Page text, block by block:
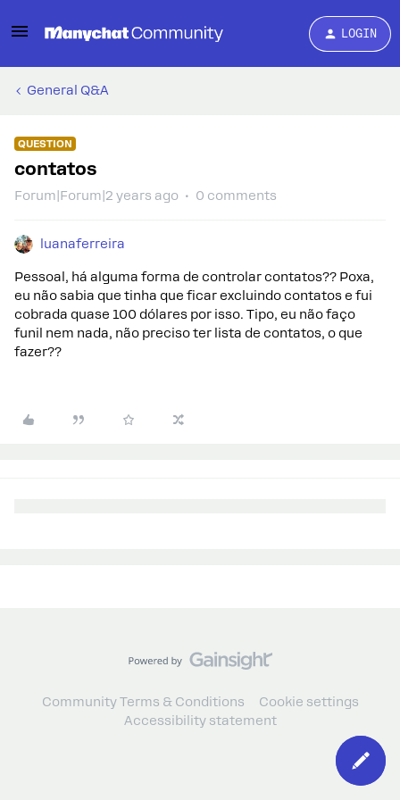
LOGIN
General Q&A
QUESTION
contatos
Forum|Forum|2 years ago 0 comments
luanaferreira
Pessoal, há alguma forma de controlar contatos?? Poxa,
eu não sabia que tinha que ficar excluindo contatos e fui
cobrada quase 100 dólares por isso. Tipo, eu não faço
funil nem nada, não preciso ter lista de contatos, o que
fazer??
Community Terms & Conditions
Cookie settings
Accessibility statement